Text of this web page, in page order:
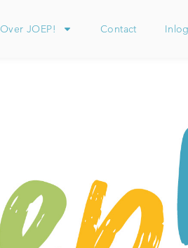
Over JOEP! Contact